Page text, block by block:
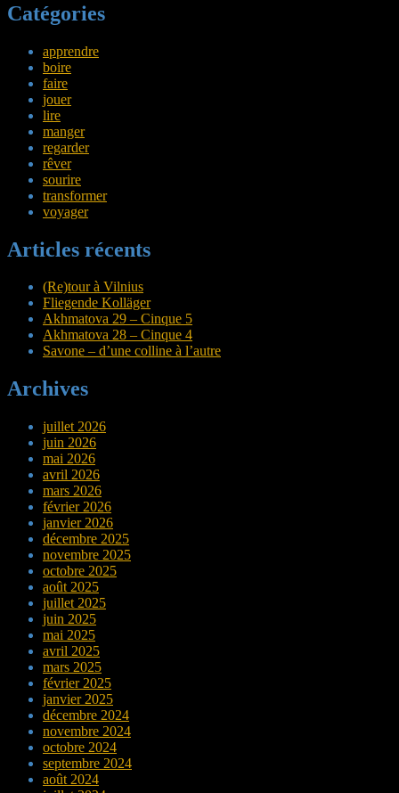
Catégories
apprendre
boire
faire
jouer
lire
manger
regarder
rêver
sourire
transformer
voyager
Articles récents
(Re)tour à Vilnius
Fliegende Kolläger
Akhmatova 29 – Cinque 5
Akhmatova 28 – Cinque 4
Savone – d’une colline à l’autre
Archives
juillet 2026
juin 2026
mai 2026
avril 2026
mars 2026
février 2026
janvier 2026
décembre 2025
novembre 2025
octobre 2025
août 2025
juillet 2025
juin 2025
mai 2025
avril 2025
mars 2025
février 2025
janvier 2025
décembre 2024
novembre 2024
octobre 2024
septembre 2024
août 2024